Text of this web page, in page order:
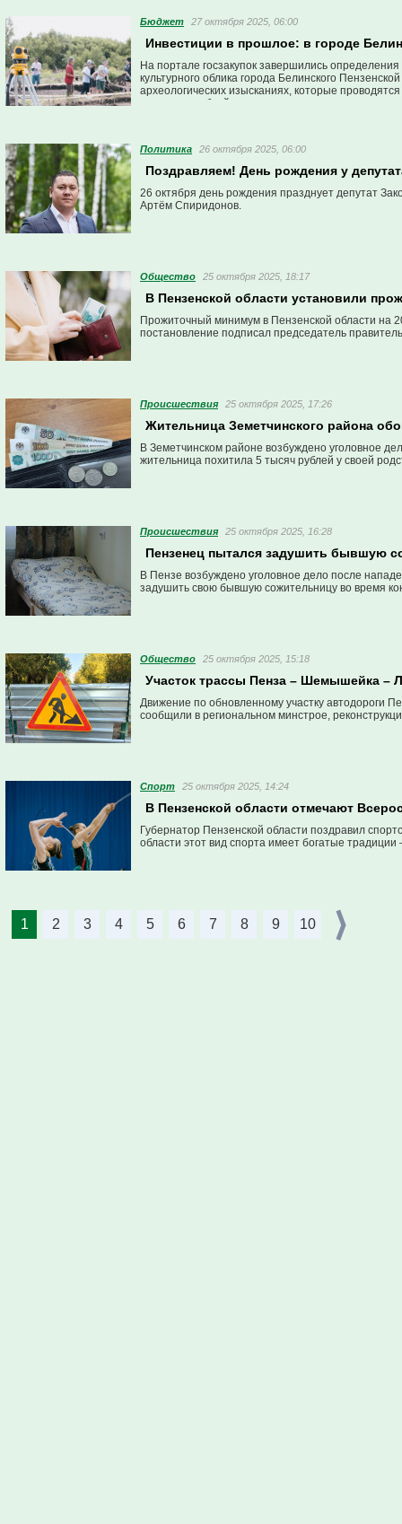
Бюджет 27 октября 2025, 06:00
Инвестиции в прошлое: в городе
На портале госзакупок завершились
культурного облика города Белинского
археологических изысканиях, которые
миллиона рублей, а цель у них одна – сохранить
Политика 26 октября 2025, 06:00
Поздравляем! День рождения у
26 октября день рождения празднует депутат
Артём Спиридонов.
Общество 25 октября 2025, 18:17
В Пензенской области установили
Прожиточный минимум в Пензенской области на
постановление подписал председатель
Проиcшествия 25 октября 2025, 17:26
Жительница Земетчинского района
В Земетчинском районе возбуждено уголовное
жительница похитила 5 тысяч рублей у своей
Проиcшествия 25 октября 2025, 16:28
Пензенец пытался задушить бывшую
В Пензе возбуждено уголовное дело после
задушить свою бывшую сожительницу во время
Общество 25 октября 2025, 15:18
Участок трассы Пенза – Шемышейка –
Движение по обновленному участку автодороги
сообщили в региональном минстрое,
Спорт 25 октября 2025, 14:24
В Пензенской области отмечают
Губернатор Пензенской области поздравил
области этот вид спорта имеет богатые
1 2 3 4 5 6 7 8 9 10